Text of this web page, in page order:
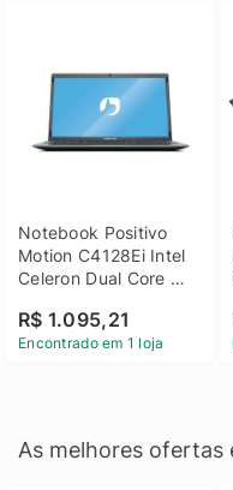
Notebook Positivo
Motion C4128Ei Intel
Celeron Dual Core
Linux 14 - 3002181
R$ 1.095,21
Encontrado em 1 loja
As melhores ofertas